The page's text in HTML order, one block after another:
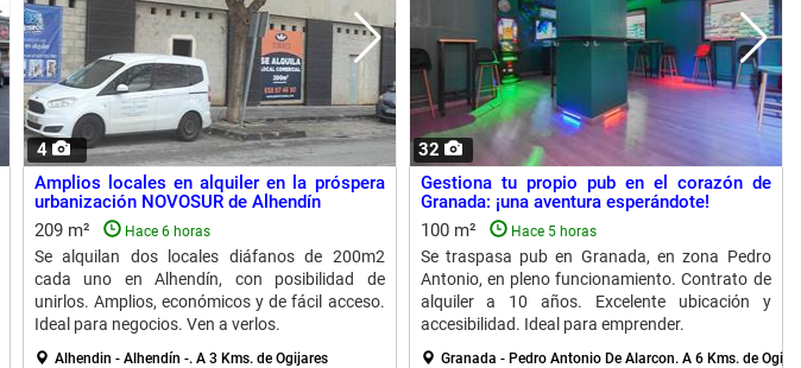
4
Amplios locales en alquiler en la próspera
urbanización NOVOSUR de Alhendín
209 m²
Hace 6 horas
Se alquilan dos locales diáfanos de 200m2
cada uno en Alhendín, con posibilidad de
unirlos. Amplios, económicos y de fácil acceso.
Ideal para negocios. Ven a verlos.
Alhendin - Alhendín -. A 3 Kms. de Ogijares
32
Gestiona tu propio pub en el corazón de
Granada: ¡una aventura esperándote!
100 m²
Hace 5 horas
Se traspasa pub en Granada, en zona Pedro
Antonio, en pleno funcionamiento. Contrato de
alquiler a 10 años. Excelente ubicación y
accesibilidad. Ideal para emprender.
Granada - Pedro Antonio De Alarcon. A 6 Kms. de